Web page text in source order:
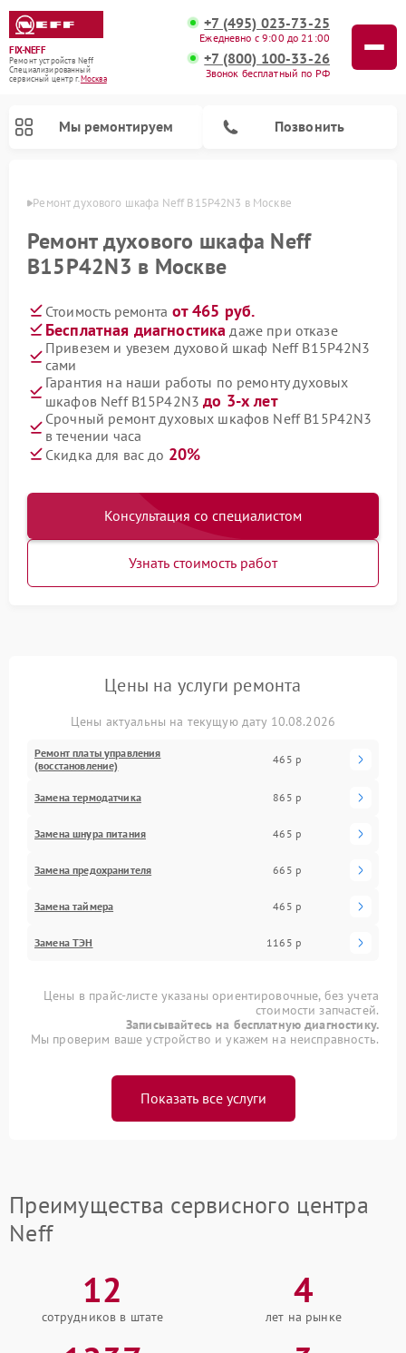
FIX-NEFF
Ремонт устройств Neff
Специализированный
cервисный центр г.Москва
+7 (495) 023-73-25
Ежедневно с 9:00 до 21:00
+7 (800) 100-33-26
Звонок бесплатный по РФ
Мы ремонтируем Позвонить
Ремонт духового шкафа Neff B15P42N3 в Москве
Ремонт духового шкафа Neff
B15P42N3 в Москве
Стоимость ремонта от 465 руб.
Бесплатная диагностика даже при отказе
Привезем и увезем духовой шкаф Neff B15P42N3
сами
Гарантия на наши работы по ремонту духовых
шкафов Neff B15P42N3до 3-х лет
Срочный ремонт духовых шкафов Neff B15P42N3
в течении часа
Скидка для вас до 20%
Консультация со специалистом
Узнать стоимость работ
Цены на услуги ремонта
Цены актуальны на текущую дату 10.08.2026
Ремонт платы управления
(восстановление)
465 р
Замена термодатчика 865 р
Замена шнура питания 465 р
Замена предохранителя 665 р
Замена таймера 465 р
Замена ТЭН 1165 р
Цены в прайс-листе указаны ориентировочные, без учета
стоимости запчастей.
Записывайтесь на бесплатную диагностику.
Мы проверим ваше устройство и укажем на неисправность.
Показать все услуги
Преимущества сервисного центра
Neff
12
сотрудников в штате
4
лет на рынке